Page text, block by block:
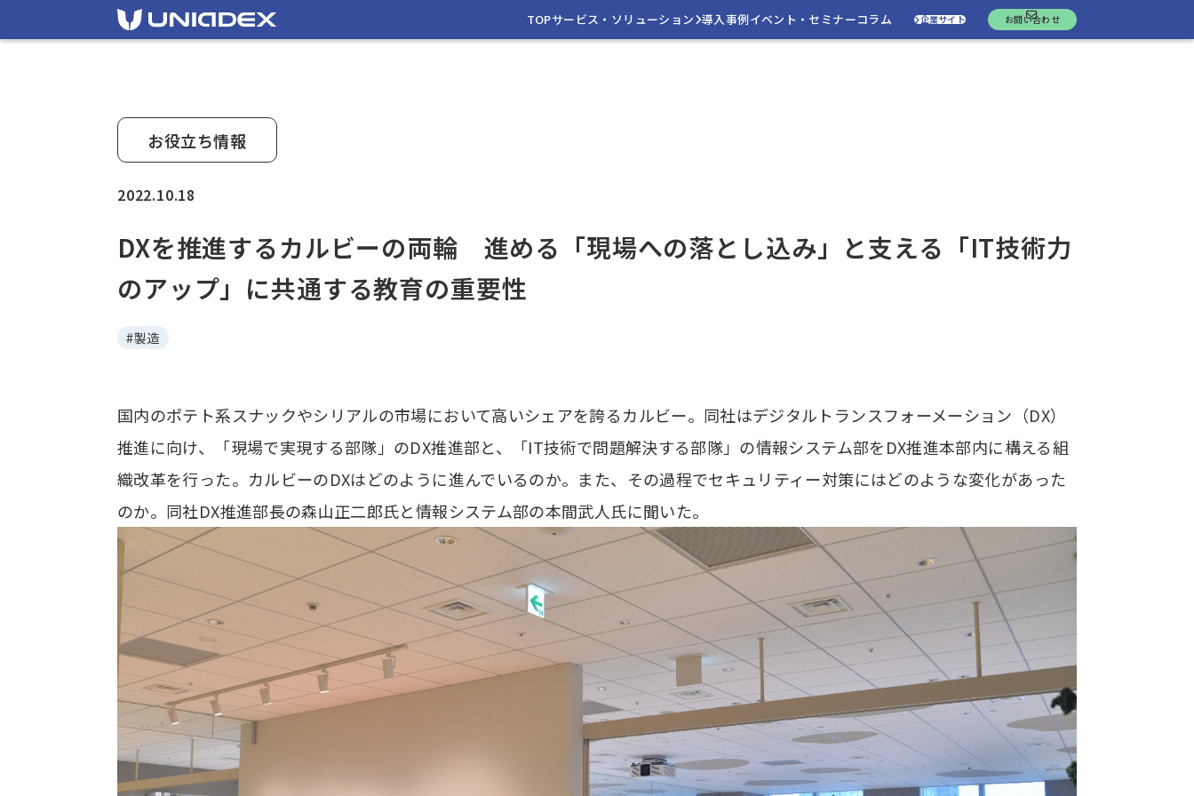
企業サイト
TOPサービス・ソリューション 導入事例イベント・セミナーコラム お問い合わせ
お役立ち情報
2022.10.18
DXを推進するカルビーの両輪 進める「現場への落とし込み」と支える「IT技術力
のアップ」に共通する教育の重要性
#製造
国内のポテト系スナックやシリアルの市場において高いシェアを誇るカルビー。同社はデジタルトランスフォーメーション（DX）
推進に向け、「現場で実現する部隊」のDX推進部と、「IT技術で問題解決する部隊」の情報システム部をDX推進本部内に構える組
織改革を行った。カルビーのDXはどのように進んでいるのか。また、その過程でセキュリティー対策にはどのような変化があった
のか。同社DX推進部長の森山正二郎氏と情報システム部の本間武人氏に聞いた。